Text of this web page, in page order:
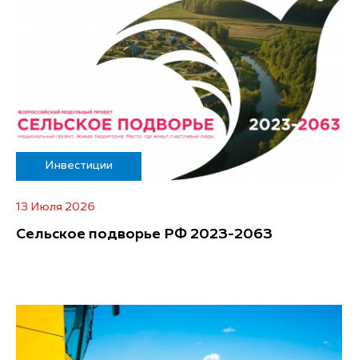
Инвестиции
13 Июля 2026
Сельское подворье РФ 2023-2063